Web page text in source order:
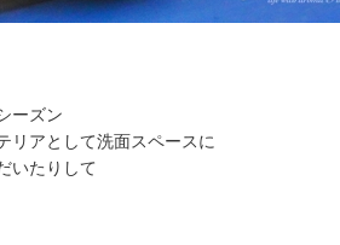
ーズン
リアとして洗面スペースに
いたりして